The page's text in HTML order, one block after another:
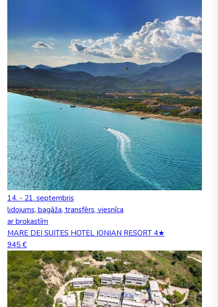
14. - 21. septembris
lidojums, bagāža, transfērs, viesnīca
ar brokastīm
MARE DEI SUITES HOTEL IONIAN RESORT 4★
945 €